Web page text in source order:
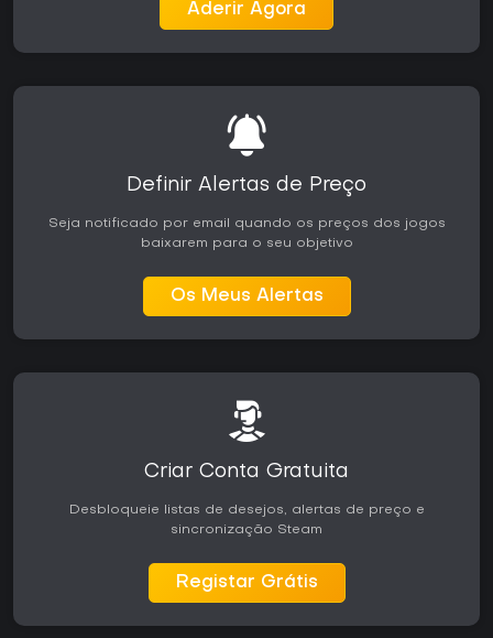
Aderir Agora
Definir Alertas de Preço
Seja notificado por email quando os preços dos jogos
baixarem para o seu objetivo
Os Meus Alertas
Criar Conta Gratuita
Desbloqueie listas de desejos, alertas de preço e
sincronização Steam
Registar Grátis